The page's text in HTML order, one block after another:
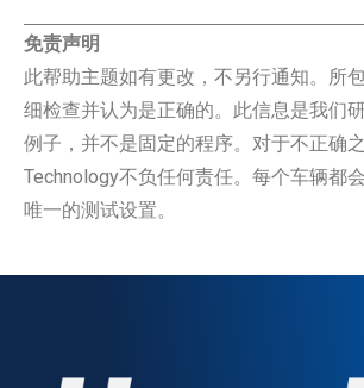
免责声明
此帮助主题如有更改，不另行通知。所
细检查并认为是正确的。此信息是我们
例子，并不是固定的程序。对于不正确
Technology不负任何责任。每个车辆都
唯一的测试设置。